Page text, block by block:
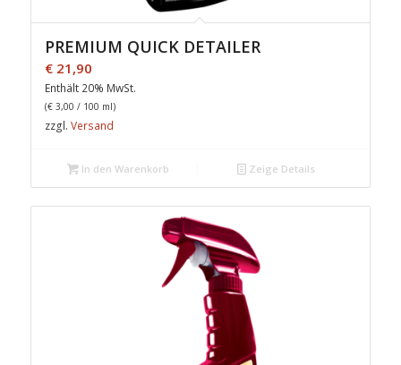
PREMIUM QUICK DETAILER
€21,90
Enthält 20% MwSt.
(€3,00 / 100 ml)
zzgl. Versand
In den Warenkorb Zeige Details